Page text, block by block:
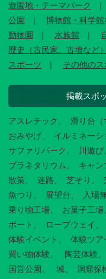
遊園地・テーマパーク
公園
博物館・科学館
動物園
水族館
歴史（古民家、古墳など）
スポーツ
その他のス
掲載スポ
アスレチック 滑り台（
おみやげ
イルミネーシ
サファリパーク
川遊び
プラネタリウム
キャン
散策
迷路 芝そり
魚つり
展望台 入場
乗り物工場
お菓子工場
ボート
ロープウェイ
体験イベント
体験ツア
買い物体験
陶芸体験
国営公園
城 洞窟探